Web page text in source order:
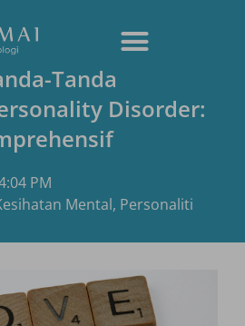
Tanda
Disorder:
PM
Mental, Personaliti